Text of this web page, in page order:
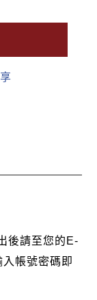
後請至您的E-
帳號密碼即